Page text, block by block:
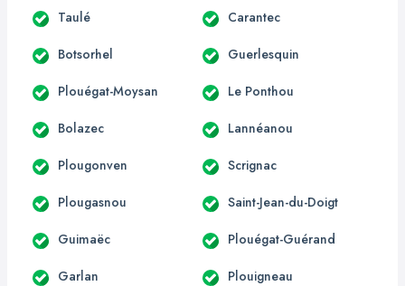
Taulé Carantec
Botsorhel Guerlesquin
Plouégat-Moysan Le Ponthou
Bolazec Lannéanou
Plougonven Scrignac
Plougasnou Saint-Jean-du-Doigt
Guimaëc Plouégat-Guérand
Garlan Plouigneau